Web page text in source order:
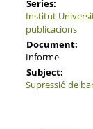
Series:
Institut
publicacions
Document:
Informe
Subject:
Supressió de